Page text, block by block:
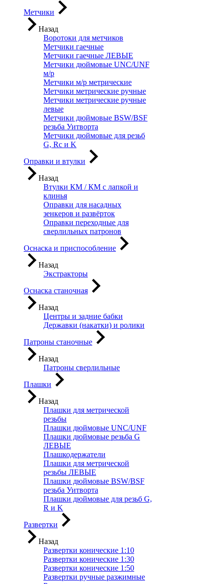
Метчики
Назад
Воротоки для метчиков
Метчики гаечные
Метчики гаечные ЛЕВЫЕ
Метчики дюймовые UNC/UNF
м/р
Метчики м/р метрические
Метчики метрические ручные
Метчики метрические ручные
левые
Метчики дюймовые BSW/BSF
резьба Уитворта
Метчики дюймовые для резьб
G, Rc и K
Оправки и втулки
Назад
Втулки КМ / КМ с лапкой и
клинья
Оправки для насадных
зенкеров и развёрток
Оправки переходные для
сверлильных патронов
Оснаска и приспособление
Назад
Экстракторы
Оснаска станочная
Назад
Центры и задние бабки
Державки (накатки) и ролики
Патроны станочные
Назад
Патроны сверлильные
Плашки
Назад
Плашки для метрической
резьбы
Плашки дюймовые UNC/UNF
Плашки дюймовые резьба G
ЛЕВЫЕ
Плашкодержатели
Плашки для метрической
резьбы ЛЕВЫЕ
Плашки дюймовые BSW/BSF
резьба Уитворта
Плашки дюймовые для резьб G,
R и K
Развертки
Назад
Развертки конические 1:10
Развертки конические 1:30
Развертки конические 1:50
Развертки ручные разжимные